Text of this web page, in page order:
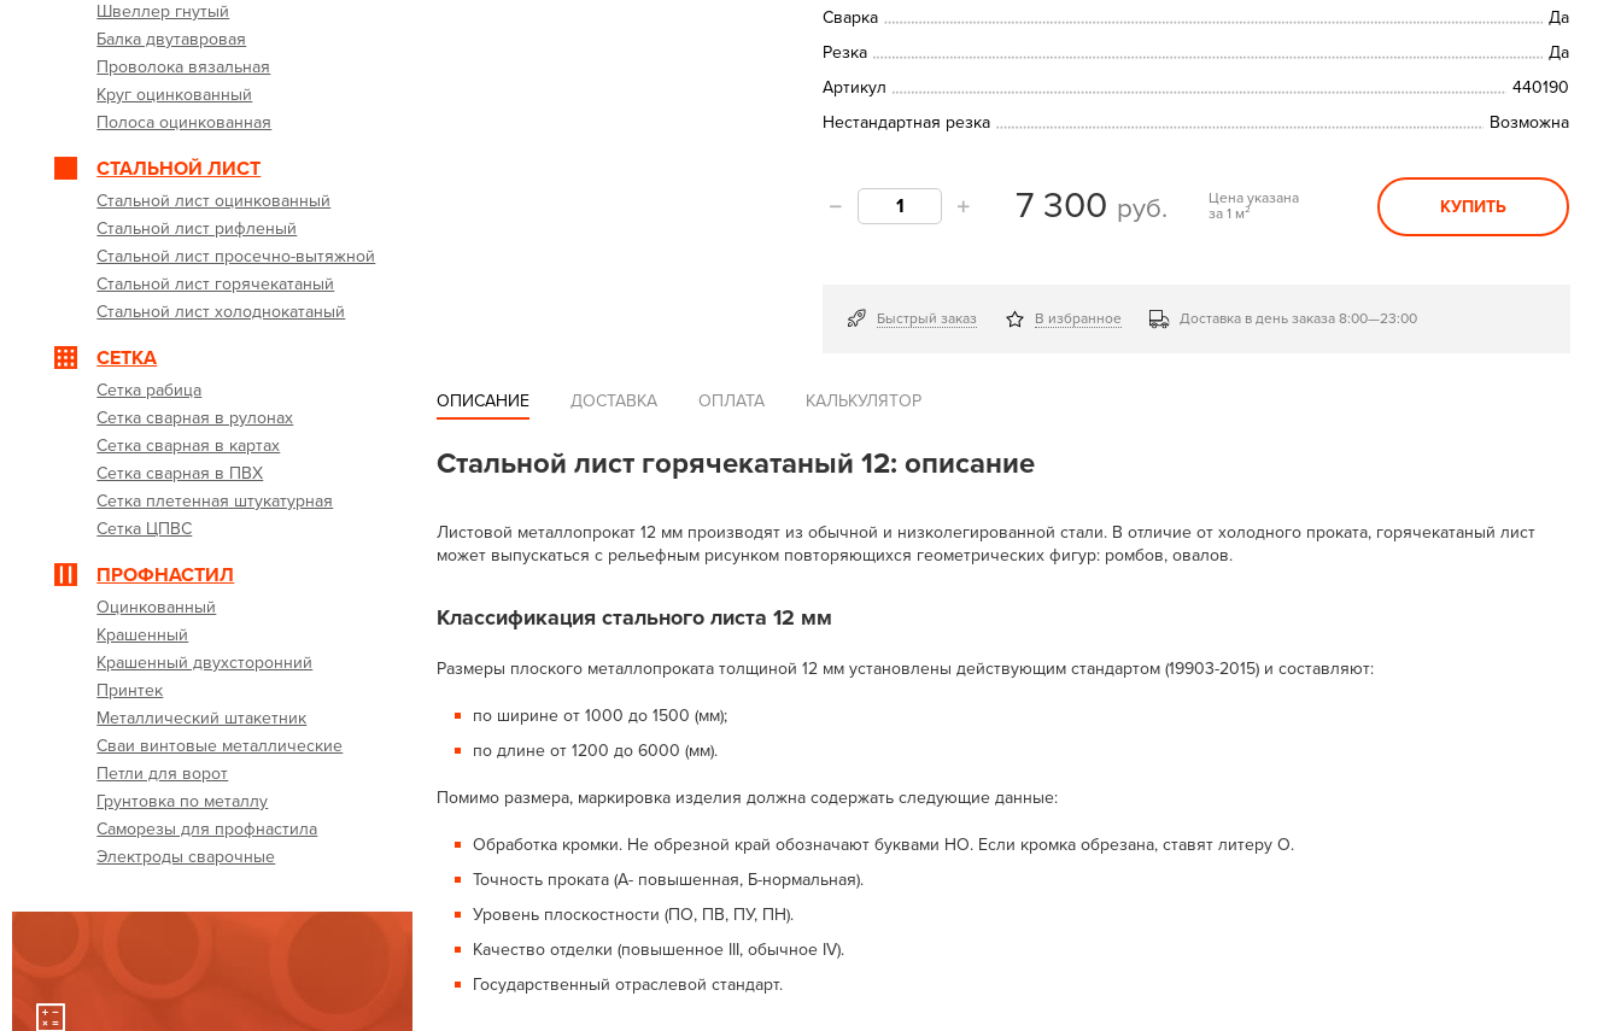
Швеллер гнутый
Балка двутавровая
Проволока вязальная
Круг оцинкованный
Полоса оцинкованная
СТАЛЬНОЙ ЛИСТ
Стальной лист оцинкованный
Стальной лист рифленый
Стальной лист просечно-вытяжной
Стальной лист горячекатаный
Стальной лист холоднокатаный
СЕТКА
Сетка рабица
Сетка сварная в рулонах
Сетка сварная в картах
Сетка сварная в ПВХ
Сетка плетенная штукатурная
Сетка ЦПВС
ПРОФНАСТИЛ
Оцинкованный
Крашенный
Крашенный двухсторонний
Принтек
Металлический штакетник
Сваи винтовые металлические
Петли для ворот
Грунтовка по металлу
Саморезы для профнастила
Электроды сварочные
Сварка
Да
Резка
Да
Артикул
440190
Нестандартная резка
Возможна
7 300 руб.
Цена указана
за 1 м²
КУПИТЬ
Быстрый заказ В избранное Доставка в день заказа 8:00—23:00
ОПИСАНИЕ ДОСТАВКА ОПЛАТА КАЛЬКУЛЯТОР
Стальной лист горячекатаный 12: описание
Листовой металлопрокат 12 мм производят из обычной и низколегированной стали. В отличие от холодного проката, горячекатаный лист
может выпускаться с рельефным рисунком повторяющихся геометрических фигур: ромбов, овалов.
Классификация стального листа 12 мм
Размеры плоского металлопроката толщиной 12 мм установлены действующим стандартом (19903-2015) и составляют:
по ширине от 1000 до 1500 (мм);
по длине от 1200 до 6000 (мм).
Помимо размера, маркировка изделия должна содержать следующие данные:
Обработка кромки. Не обрезной край обозначают буквами НО. Если кромка обрезана, ставят литеру О.
Точность проката (А- повышенная, Б-нормальная).
Уровень плоскостности (ПО, ПВ, ПУ, ПН).
Качество отделки (повышенное III, обычное IV).
Государственный отраслевой стандарт.